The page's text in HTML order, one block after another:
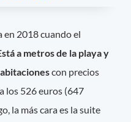
en 2018 cuando el
a metros de la playa y
con precios
los 526 euros (647
la más cara es la suite